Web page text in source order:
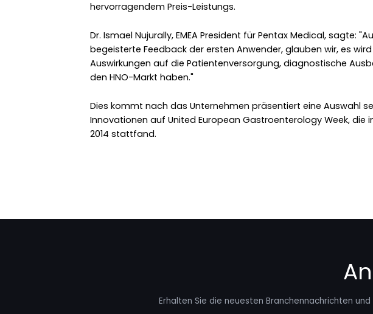
hervorragendem Preis-Leistungs.
Dr. Ismael Nujurally, EMEA President für Pentax Medical, sagte:
begeisterte Feedback der ersten Anwender, glauben wir, es
Auswirkungen auf die Patientenversorgung, diagnostische
den HNO-Markt haben."
Dies kommt nach das Unternehmen präsentiert eine Auswahl
Innovationen auf United European Gastroenterology Week, die
2014 stattfand.
Erhalten Sie die neuesten Branchennachrichten